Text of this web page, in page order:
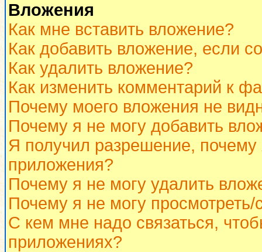
Вложения
Как мне вставить вложение?
Как добавить вложение, если
Как удалить вложение?
Как изменить комментарий к
Почему моего вложения не
Почему я не могу добавить
Я получил разрешение,
приложения?
Почему я не могу удалить
Почему я не могу просмотреть/
С кем мне надо связаться,
приложениях?